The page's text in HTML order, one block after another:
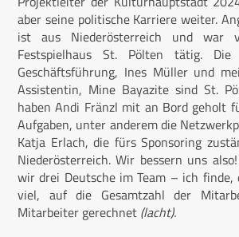
aber seine politische Karriere weiter.
ist aus Nieder­österreich und war
Festspielhaus St. Pölten tätig. Die
Geschäftsführung, Ines Müller und
Assistentin, Mine Bayazite sind St.
haben Andi Fränzl mit an Bord geholt
Aufgaben, unter anderem die
Katja Erlach, die fürs Sponsoring
Niederösterreich. Wir bessern uns
wir drei Deutsche im Team – ich
viel, auf die Gesamtzahl der
Mitarbeiter gerechnet (lacht).